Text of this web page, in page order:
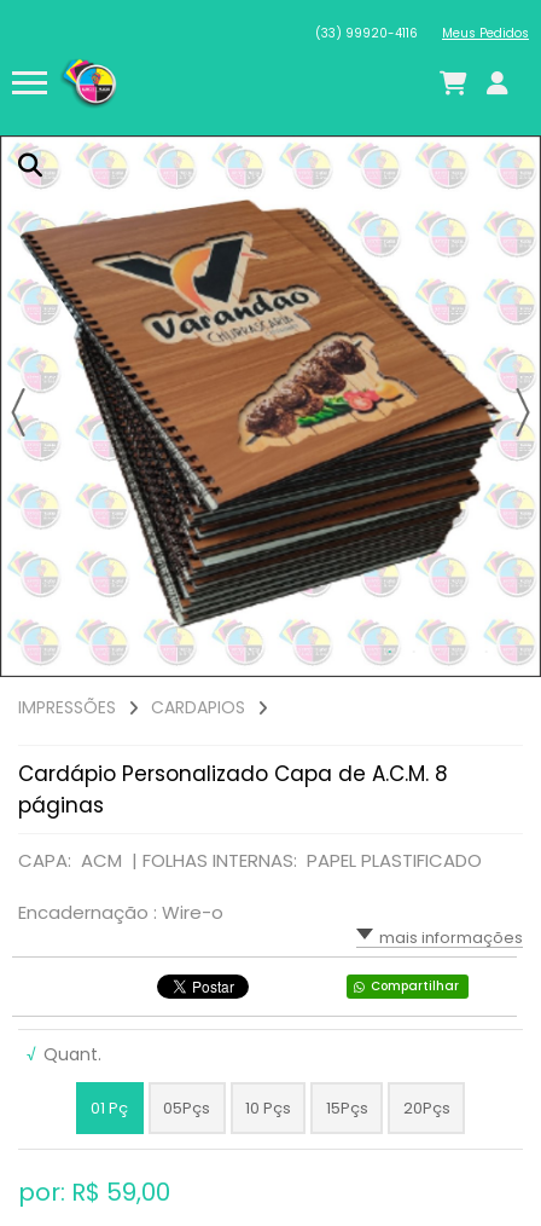
(33) 99920-4116 Meus Pedidos
IMPRESSÕES CARDAPIOS
Cardápio Personalizado Capa de A.C.M. 8
páginas
CAPA: ACM | FOLHAS INTERNAS: PAPEL PLASTIFICADO
Encadernação : Wire-o
mais informações
Compartilhar
√ Quant.
01 Pç 05Pçs 10 Pçs 15Pçs 20Pçs
por: R$ 59,00